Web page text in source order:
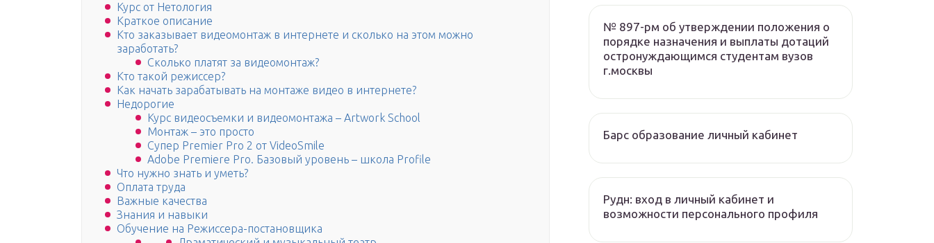
Курс от Нетология
Краткое описание
Кто заказывает видеомонтаж в интернете и сколько на этом можно
заработать?
Сколько платят за видеомонтаж?
Кто такой режиссер?
Как начать зарабатывать на монтаже видео в интернете?
Недорогие
Курс видеосъемки и видеомонтажа – Artwork School
Монтаж – это просто
Супер Premier Pro 2 от VideoSmile
Adobe Premiere Pro. Базовый уровень – школа Profile
Что нужно знать и уметь?
Оплата труда
Важные качества
Знания и навыки
Обучение на Режиссера-постановщика
№ 897-рм об утверждении положения о
порядке назначения и выплаты дотаций
остронуждающимся студентам вузов
г.москвы
Барс образование личный кабинет
Рудн: вход в личный кабинет и
возможности персонального профиля